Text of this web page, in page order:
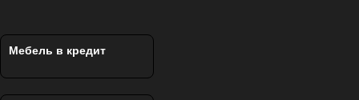
Мебель в кредит